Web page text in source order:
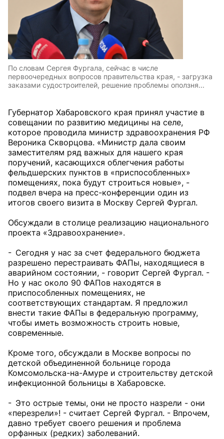
По словам Сергея Фургала, сейчас в числе
первоочередных вопросов правительства края, - загрузка
заказами судостроителей, решение проблемы оползня...
Губернатор Хабаровского края принял участие в
совещании по развитию медицины на селе,
которое проводила министр здравоохранения РФ
Вероника Скворцова. «Министр дала своим
заместителям ряд важных для нашего края
поручений, касающихся облегчения работы
фельдшерских пунктов в «приспособленных»
помещениях, пока будут строиться новые», -
подвел вчера на пресс-конференции один из
итогов своего визита в Москву Сергей Фургал.
Обсуждали в столице реализацию национального
проекта «Здравоохранение».
- Сегодня у нас за счет федерального бюджета
разрешено перестраивать ФАПы, находящиеся в
аварийном состоянии, - говорит Сергей Фургал. -
Но у нас около 90 ФАПов находятся в
приспособленных помещениях, не
соответствующих стандартам. Я предложил
внести такие ФАПы в федеральную программу,
чтобы иметь возможность строить новые,
современные.
Кроме того, обсуждали в Москве вопросы по
детской объединенной больнице города
Комсомольска-на-Амуре и строительству детской
инфекционной больницы в Хабаровске.
- Это острые темы, они не просто назрели - они
«перезрели»! - считает Сергей Фургал. - Впрочем,
давно требует своего решения и проблема
орфанных (редких) заболеваний.